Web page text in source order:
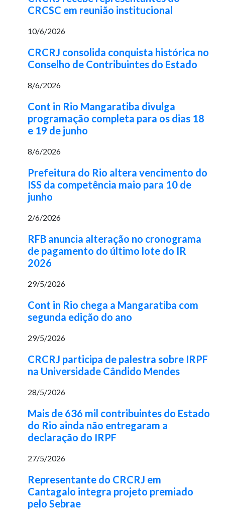
CRCSC em reunião institucional
10/6/2026
CRCRJ consolida conquista histórica no
Conselho de Contribuintes do Estado
8/6/2026
Cont in Rio Mangaratiba divulga
programação completa para os dias 18
e 19 de junho
8/6/2026
Prefeitura do Rio altera vencimento do
ISS da competência maio para 10 de
junho
2/6/2026
RFB anuncia alteração no cronograma
de pagamento do último lote do IR
2026
29/5/2026
Cont in Rio chega a Mangaratiba com
segunda edição do ano
29/5/2026
CRCRJ participa de palestra sobre IRPF
na Universidade Cândido Mendes
28/5/2026
Mais de 636 mil contribuintes do Estado
do Rio ainda não entregaram a
declaração do IRPF
27/5/2026
Representante do CRCRJ em
Cantagalo integra projeto premiado
pelo Sebrae